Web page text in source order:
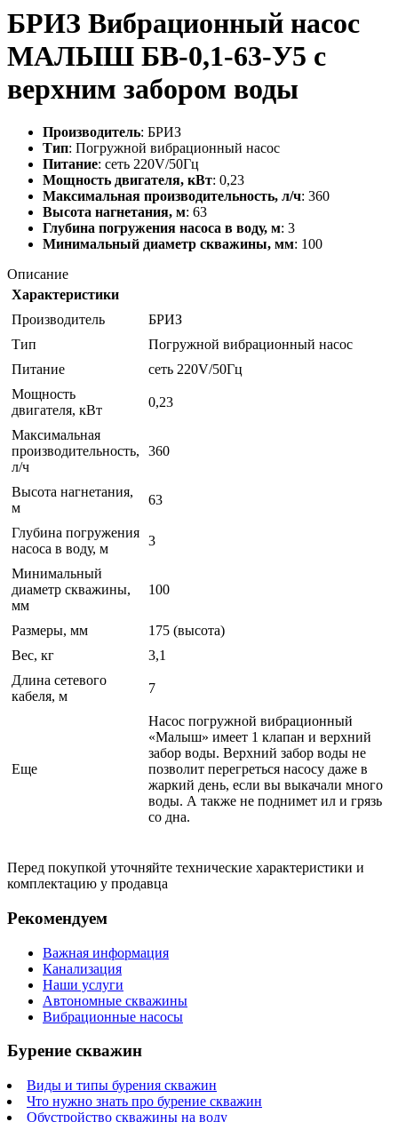
БРИЗ Вибрационный насос
МАЛЫШ БВ-0,1-63-У5 с
верхним забором воды
Производитель: БРИЗ
Тип: Погружной вибрационный насос
Питание: сеть 220V/50Гц
Мощность двигателя, кВт: 0,23
Максимальная производительность, л/ч: 360
Высота нагнетания, м: 63
Глубина погружения насоса в воду, м: 3
Минимальный диаметр скважины, мм: 100
Описание
Характеристики
Производитель
БРИЗ
Тип
Погружной вибрационный насос
Питание
сеть 220V/50Гц
Мощность
двигателя, кВт
0,23
Максимальная
производительность,
л/ч
360
Высота нагнетания,
м
63
Глубина погружения
насоса в воду, м
3
Минимальный
диаметр скважины,
мм
100
Размеры, мм
175 (высота)
Вес, кг
3,1
Длина сетевого
кабеля, м
7
Еще
Насос погружной вибрационный
«Малыш» имеет 1 клапан и верхний
забор воды. Верхний забор воды не
позволит перегреться насосу даже в
жаркий день, если вы выкачали много
воды. А также не поднимет ил и грязь
со дна.
Перед покупкой уточняйте технические характеристики и
комплектацию у продавца
Рекомендуем
Важная информация
Канализация
Наши услуги
Автономные скважины
Вибрационные насосы
Бурение скважин
Виды и типы бурения скважин
Что нужно знать про бурение скважин
Обустройство скважины на воду